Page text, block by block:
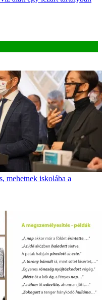
mehetnek iskolába a